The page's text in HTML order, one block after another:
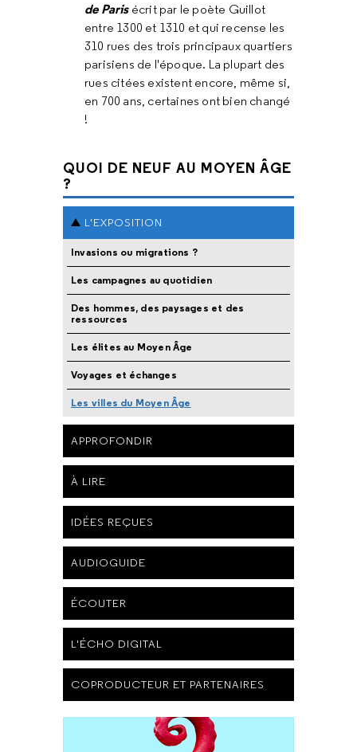
de Parisécrit par le poète Guillot
entre 1300 et 1310 et qui recense les
310 rues des trois principaux quartiers
parisiens de l'époque. La plupart des
rues citées existent encore, même si,
en 700 ans, certaines ont bien changé
!
QUOI DE NEUF AU MOYEN ÂGE
?
L'EXPOSITION
Invasions ou migrations ?
Les campagnes au quotidien
Des hommes, des paysages et des
ressources
Les élites au Moyen Âge
Voyages et échanges
Les villes du Moyen Âge
APPROFONDIR
À LIRE
IDÉES REÇUES
AUDIOGUIDE
ÉCOUTER
L'ÉCHO DIGITAL
COPRODUCTEUR ET PARTENAIRES